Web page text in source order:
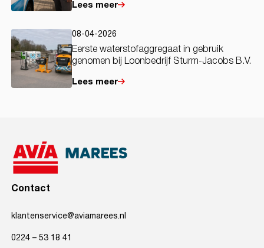
Lees meer
08-04-2026
Eerste waterstofaggregaat in gebruik
genomen bij Loonbedrijf Sturm-Jacobs B.V.
Lees meer
Contact
klantenservice@aviamarees.nl
0224 – 53 18 41